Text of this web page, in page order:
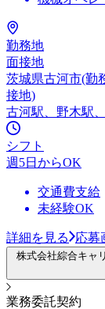
勤務地
面接地
茨城県古河市(勤
接地)
古河駅、野木駅
シフト
週5日からOK
交通費支給
未経験OK
詳細を見る 応募
株式会社綜合キャ
業務委託契約